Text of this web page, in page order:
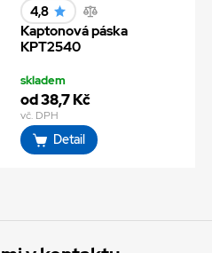
4,8
Kaptonová páska
KPT2540
skladem
od 38,7 Kč
vč. DPH
Detail